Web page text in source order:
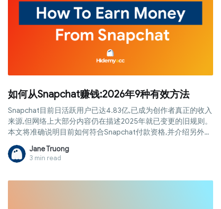
如何从Snapchat赚钱:2026年9种有效方法
Snapchat目前日活跃用户已达4.83亿,已成为创作者真正的收入
来源,但网络上大部分内容仍在描述2025年就已变更的旧规则。
本文将准确说明目前如何符合Snapchat付款资格,并介绍另外八
种无需等待粉丝数达标即可开始赚钱的方法。
Jane Truong
3 min read